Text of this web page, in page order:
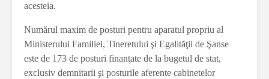
acesteia.
Numărul maxim de posturi pentru aparatul propriu al
Ministerului Familiei, Tineretului şi Egalităţii de Şanse
este de 173 de posturi finanţate de la bugetul de stat,
exclusiv demnitarii şi posturile aferente cabinetelor